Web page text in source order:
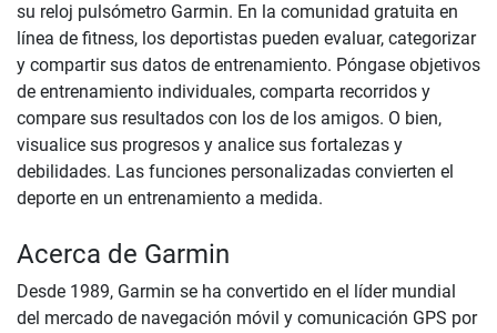
su reloj pulsómetro Garmin. En la comunidad gratuita en
línea de fitness, los deportistas pueden evaluar, categorizar
y compartir sus datos de entrenamiento. Póngase objetivos
de entrenamiento individuales, comparta recorridos y
compare sus resultados con los de los amigos. O bien,
visualice sus progresos y analice sus fortalezas y
debilidades. Las funciones personalizadas convierten el
deporte en un entrenamiento a medida.
Acerca de Garmin
Desde 1989, Garmin se ha convertido en el líder mundial
del mercado de navegación móvil y comunicación GPS por